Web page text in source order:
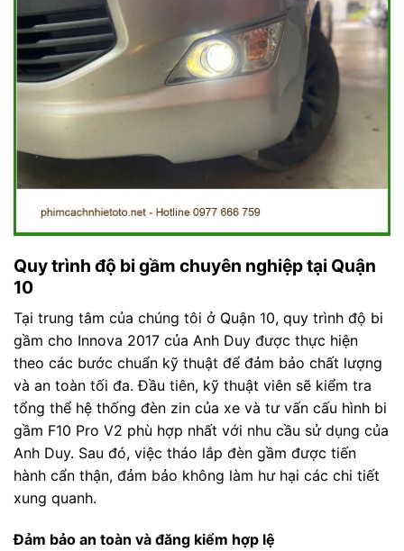
Quy trình độ bi gầm chuyên nghiệp tại Quận
10
Tại trung tâm của chúng tôi ở Quận 10, quy trình độ bi
gầm cho Innova 2017 của Anh Duy được thực hiện
theo các bước chuẩn kỹ thuật để đảm bảo chất lượng
và an toàn tối đa. Đầu tiên, kỹ thuật viên sẽ kiểm tra
tổng thể hệ thống đèn zin của xe và tư vấn cấu hình bi
gầm F10 Pro V2 phù hợp nhất với nhu cầu sử dụng của
Anh Duy. Sau đó, việc tháo lắp đèn gầm được tiến
hành cẩn thận, đảm bảo không làm hư hại các chi tiết
xung quanh.
Đảm bảo an toàn và đăng kiểm hợp lệ